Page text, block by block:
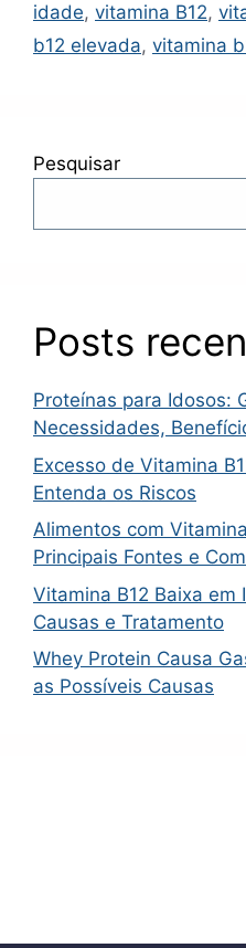
idade, vitamina B12,
b12 elevada, vitamina
Pesquisar
Posts
Proteínas para Idosos:
Necessidades,
Excesso de Vitamina
Entenda os Riscos
Alimentos com
Principais Fontes e
Vitamina B12 Baixa em
Causas e Tratamento
Whey Protein Causa
as Possíveis Causas